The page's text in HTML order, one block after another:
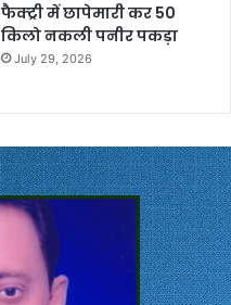
फैक्ट्री में छापेमारी कर 50
किलो नकली पनीर पकड़ा
July 29, 2026